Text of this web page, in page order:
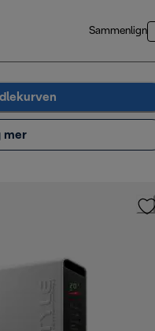
Sammenlign
mer